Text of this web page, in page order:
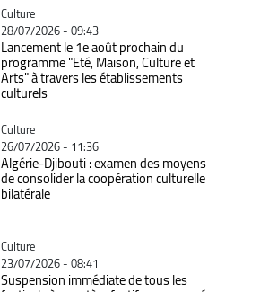
Catégorie
Culture
28/07/2026 - 09:43
Lancement le 1e août prochain du
programme "Eté, Maison, Culture et
Arts" à travers les établissements
culturels
Catégorie
Culture
26/07/2026 - 11:36
Algérie-Djibouti : examen des moyens
de consolider la coopération culturelle
bilatérale
Catégorie
Culture
23/07/2026 - 08:41
Suspension immédiate de tous les